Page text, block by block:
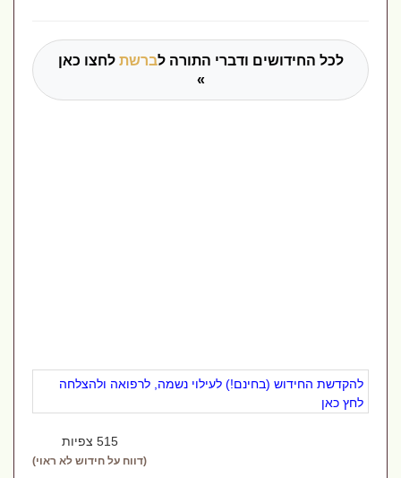
לכל החידושים ודברי התורה לברשתלחצו כאן
להקדשת החידוש (בחינם!) לעילוי נשמה, לרפואה ולהצלחה
לחץ כאן
515 צפיות
(דווח על חידוש לא ראוי)